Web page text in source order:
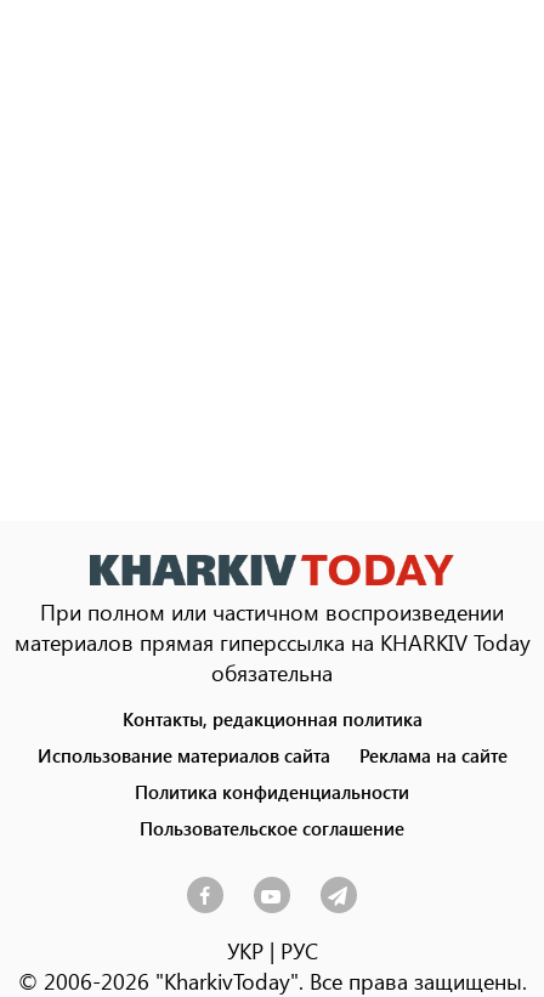
При полном или частичном воспроизведении
материалов прямая гиперссылка на KHARKIV Today
обязательна
menu
Контакты, редакционная политика
Использование материалов сайта
Реклама на сайте
Политика конфиденциальности
Пользовательское соглашение
УКР| РУС
© 2006-2026 "KharkivToday". Все права защищены.